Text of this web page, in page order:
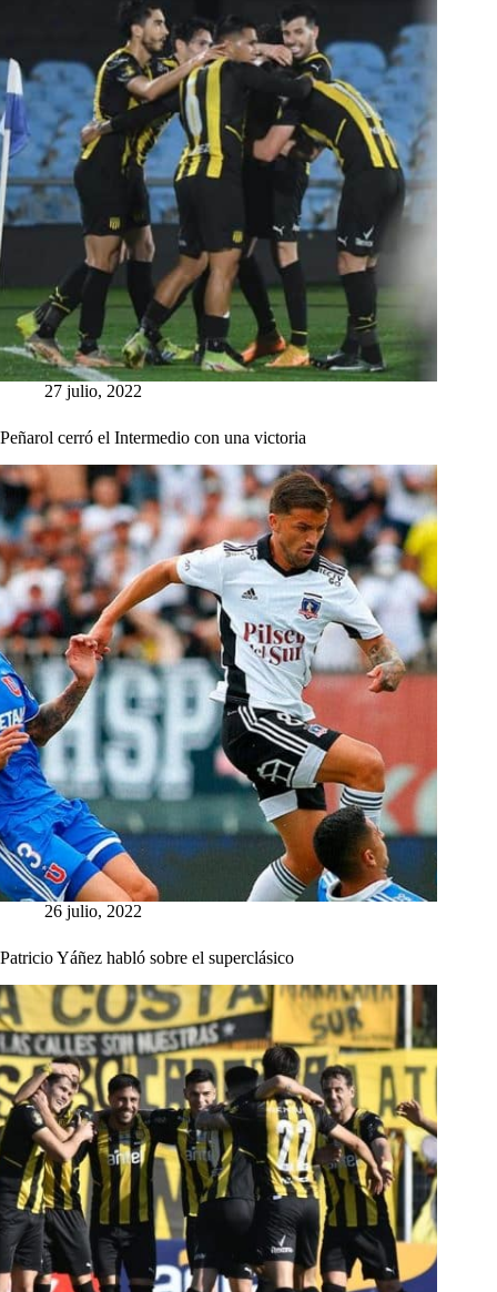
27 julio, 2022
Peñarol cerró el Intermedio con una victoria
26 julio, 2022
Patricio Yáñez habló sobre el superclásico